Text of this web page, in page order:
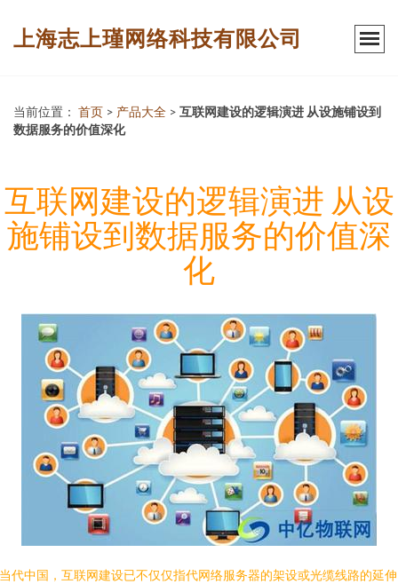
上海志上瑾网络科技有限公司
当前位置： 首页 > 产品大全 > 互联网建设的逻辑演进 从设施铺设到
数据服务的价值深化
互联网建设的逻辑演进 从设
施铺设到数据服务的价值深
化
代中国，互联网建设已不仅仅指代网络服务器的架设或光缆线路的延